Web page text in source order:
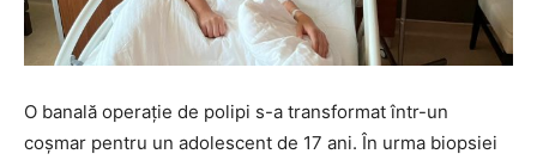
O banală operație de polipi s-a transformat într-un
coșmar pentru un adolescent de 17 ani. În urma biopsiei